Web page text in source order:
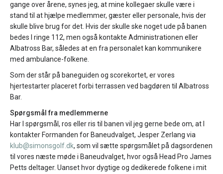
gange over årene, synes jeg, at mine kollegaer skulle være i
stand til at hjælpe medlemmer, gæster eller personale, hvis der
skulle blive brug for det. Hvis der skulle ske noget ude på banen
bedes I ringe 112, men også kontakte Administrationen eller
Albatross Bar, således at en fra personalet kan kommunikere
med ambulance-folkene.
Som der står på baneguiden og scorekortet, er vores
hjertestarter placeret forbi terrassen ved bagdøren til Albatross
Bar.
Spørgsmål fra medlemmerne
Har I spørgsmål, ros eller ris til banen vil jeg gerne bede om, at I
kontakter Formanden for Baneudvalget, Jesper Zerlang via
klub@simonsgolf.dk, som vil sætte spørgsmålet på dagsordenen
til vores næste møde i Baneudvalget, hvor også Head Pro James
Petts deltager. Uanset hvor dygtige og dedikerede folkene i mit